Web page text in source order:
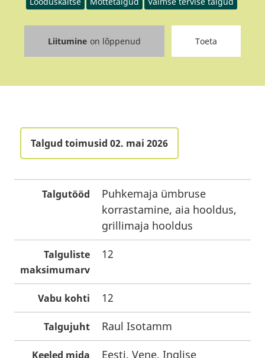
Liitumine on lõppenud Toeta
Talgud toimusid 02. mai 2026
Talgutööd
Puhkemaja ümbruse
korrastamine, aia hooldus,
grillimaja hooldus
Talguliste
maksimumarv
12
Vabu kohti 12
Talgujuht Raul Isotamm
Keeled mida Eesti, Vene, Inglise